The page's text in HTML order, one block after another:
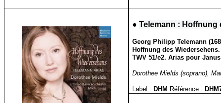
●Telemann : Hoffnung
Georg Philipp Telemann
Hoffnung des
TWV 51/e2. Arias pour
Dorothee Mields (soprano),
Label : DHM Référence :